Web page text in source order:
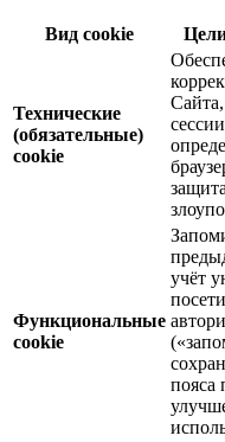
Вид cookie
Технические
(обязательные)
cookie
Функциональные
cookie
учёт
пояса